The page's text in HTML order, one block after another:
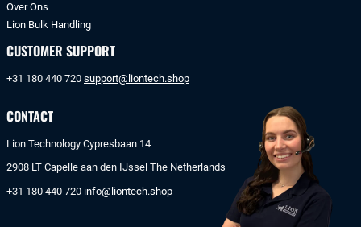
Over Ons
Lion Bulk Handling
CUSTOMER SUPPORT
+31 180 440 720 support@liontech.shop
CONTACT
Lion Technology Cypresbaan 14
2908 LT Capelle aan den IJssel The Netherlands
+31 180 440 720 info@liontech.shop